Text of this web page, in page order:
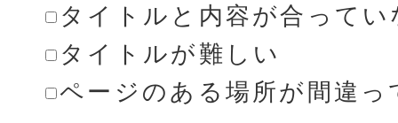
タイトルと内容が合ってい
タイトルが難しい
ページのある場所が間違っ